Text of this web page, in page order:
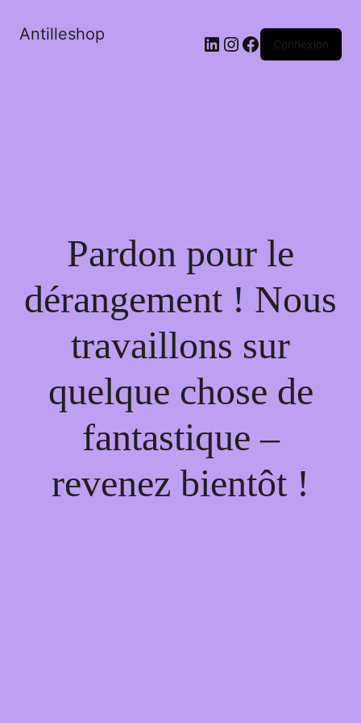
Antilleshop LinkedIn
Instagram
Facebook
Connexion
Pardon pour le
dérangement ! Nous
travaillons sur
quelque chose de
fantastique –
revenez bientôt !